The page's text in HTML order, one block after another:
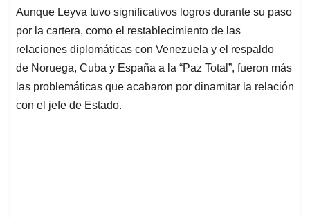
Aunque Leyva tuvo significativos logros durante su paso
por la cartera, como el restablecimiento de las
relaciones diplomáticas con Venezuela y el respaldo
de Noruega, Cuba y España a la “Paz Total”, fueron más
las problemáticas que acabaron por dinamitar la relación
con el jefe de Estado.